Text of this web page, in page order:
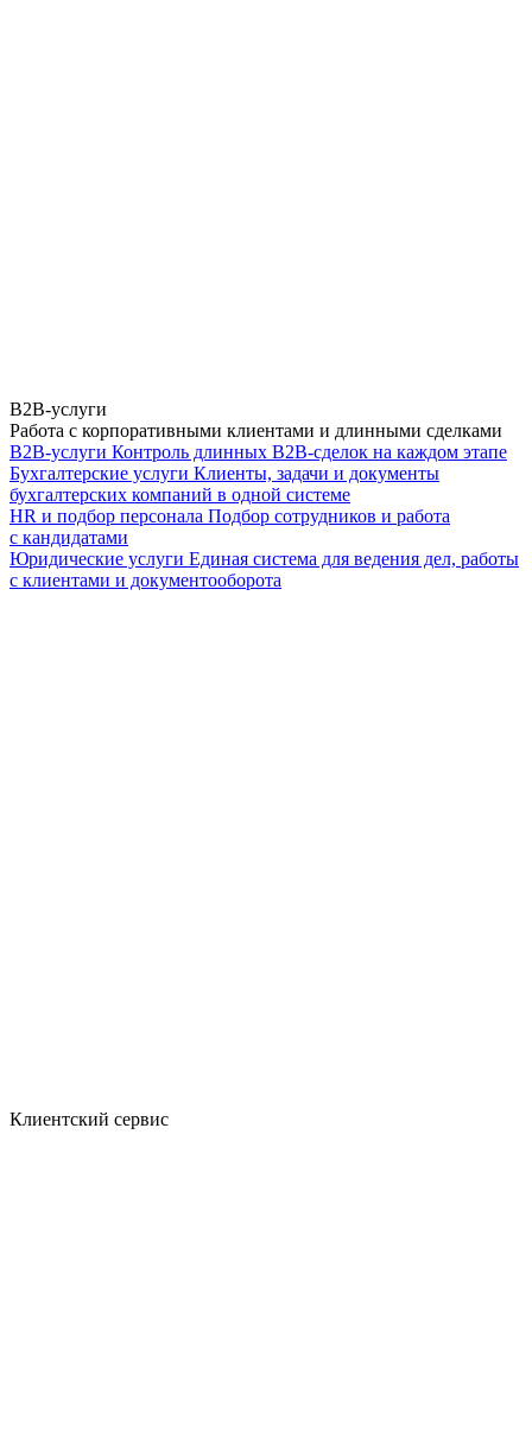
B2B-услуги
Работа с корпоративными клиентами и длинными сделками
B2B-услуги Контроль длинных B2B-сделок на каждом этапе
Бухгалтерские услуги Клиенты, задачи и документы
бухгалтерских компаний в одной системе
HR и подбор персонала Подбор сотрудников и работа
с кандидатами
Юридические услуги Единая система для ведения дел, работы
с клиентами и документооборота
Клиентский сервис